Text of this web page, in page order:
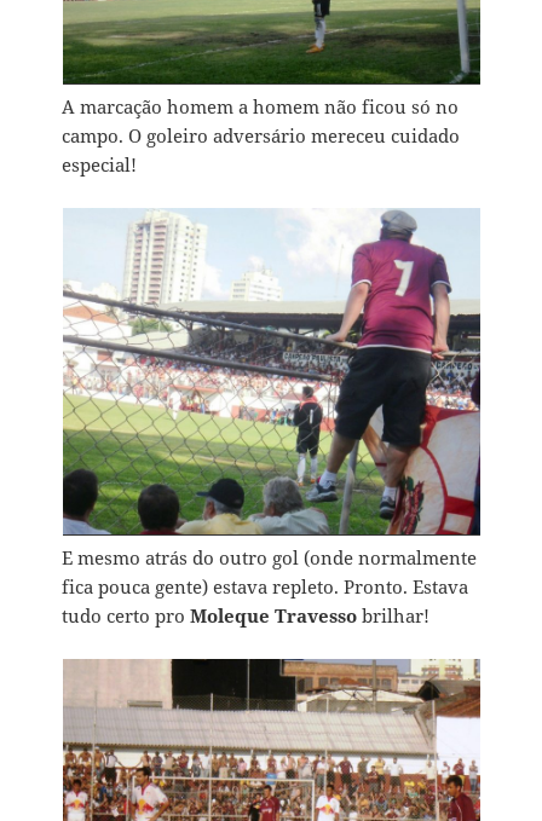
A marcação homem a homem não ficou só no
campo. O goleiro adversário mereceu cuidado
especial!
E mesmo atrás do outro gol (onde normalmente
fica pouca gente) estava repleto. Pronto. Estava
tudo certo proMoleque Travessobrilhar!